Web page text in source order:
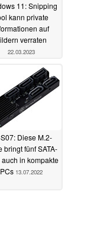
11: Snipping
kann private
auf
verraten
22.03.2023
Diese M.2-
bringt fünf SATA-
auch in kompakte
PCs 13.07.2022